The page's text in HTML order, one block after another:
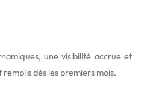
une visibilité accrue et
dès les premiers mois.